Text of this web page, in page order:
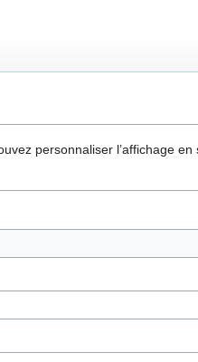
personnaliser l’affichage